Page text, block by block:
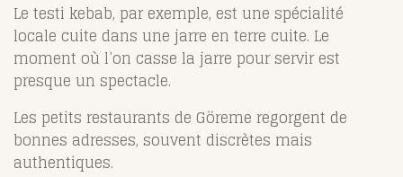
Le testi kebab, par exemple, est une spécialité
locale cuite dans une jarre en terre cuite. Le
moment où l’on casse la jarre pour servir est
presque un spectacle.
Les petits restaurants de Göreme regorgent de
bonnes adresses, souvent discrètes mais
authentiques.